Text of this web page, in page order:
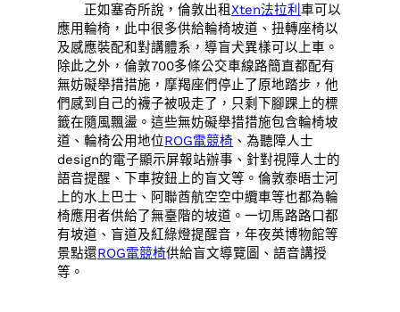
正如塞奇所說，倫敦出租Xten法拉利車可以
應用輪椅，此中很多供給輪椅坡道、扭轉座椅以
及感應裝配和對講體系，導盲犬異樣可以上車。
除此之外，倫敦700多條公交車線路簡直都配有
無妨礙舉措措施，摩羯座們停止了原地踏步，他
們感到自己的襪子被吸走了，只剩下腳踝上的標
籤在隨風飄盪。這些無妨礙舉措措施包含輪椅坡
道、輪椅公用地位ROG電競椅 、為聽障人士
design的電子顯示屏報站辦事、針對視障人士的
語音提醒、下車按鈕上的盲文等。倫敦泰晤士河
上的水上巴士、阿聯酋航空空中纜車等也都為輪
椅應用者供給了無臺階的坡道。一切馬路路口都
有坡道、盲道及紅綠燈提醒音，年夜英博物館等
景點還ROG電競椅供給盲文導覽圖、語音講授
等。